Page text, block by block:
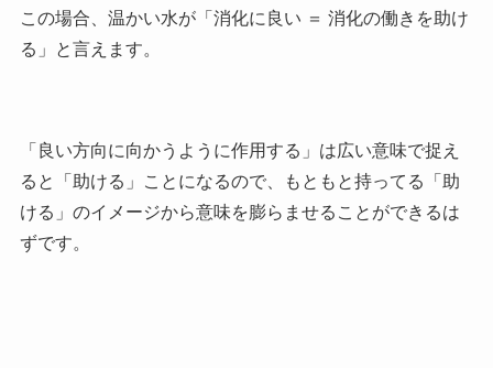
この場合、温かい水が「消化に良い ＝ 消化の働きを助け
る」と言えます。
「良い方向に向かうように作用する」は広い意味で捉え
ると「助ける」ことになるので、もともと持ってる「助
ける」のイメージから意味を膨らませることができるは
ずです。